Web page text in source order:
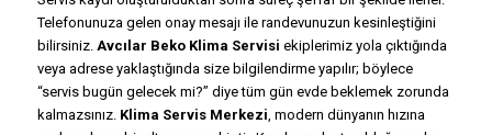
Telefonunuza gelen onay mesajı ile randevunuzun kesinleştiğini
bilirsiniz. Avcılar Beko Klima Servisi ekiplerimiz yola çıktığında
veya adrese yaklaştığında size bilgilendirme yapılır; böylece
“servis bugün gelecek mi?” diye tüm gün evde beklemek zorunda
kalmazsınız. Klima Servis Merkezi , modern dünyanın hızına